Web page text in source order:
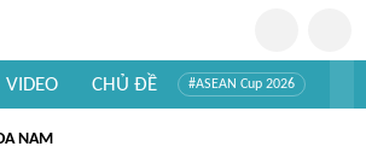
VIDEO CHỦ ĐỀ #ASEAN Cup 2026
NAM